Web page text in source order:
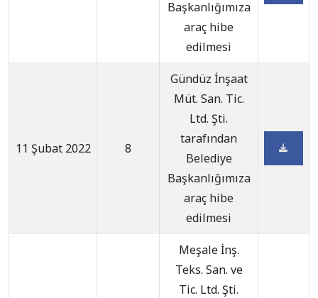
Başkanlığımıza
araç hibe
edilmesi
11 Şubat 2022 8
Gündüz İnşaat
Müt. San. Tic.
Ltd. Şti.
tarafından
Belediye
Başkanlığımıza
araç hibe
edilmesi
Meşale İnş.
Teks. San. ve
Tic. Ltd. Şti.